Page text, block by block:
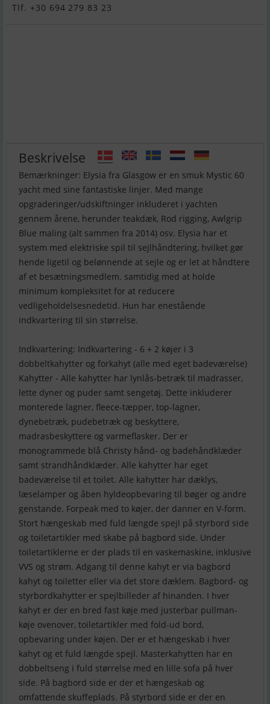
Tlf. +30 694 279 83 23
Beskrivelse
Bemærkninger: Elysia fra Glasgow er en smuk Mystic 60
yacht med sine fantastiske linjer. Med mange
opgraderinger/udskiftninger inkluderet i yachten
gennem årene, herunder teakdæk, Rod rigging, Awlgrip
Blue maling (alt sammen fra 2014) osv. Elysia har et
system med elektriske spil til sejlhåndtering, hvilket gør
hende ligetil og belønnende at sejle og er let at håndtere
af et besætningsmedlem. samtidig med at holde
minimum kompleksitet for at reducere
vedligeholdelsesnedetid. Hun har enestående
indkvartering til sin størrelse.
Indkvartering: Indkvartering - 6 + 2 køjer i 3
dobbeltkahytter og forkahyt (alle med eget badeværelse)
Kahytter - Alle kahytter har lynlås-betræk til madrasser,
lette dyner og puder samt sengetøj. Dette inkluderer
monterede lagner, fleece-tæpper, top-lagner,
dynebetræk, pudebetræk og beskyttere,
madrasbeskyttere og varmeflasker. Der er
monogrammede blå Christy hånd- og badehåndklæder
samt strandhåndklæder. Alle kahytter har eget
badeværelse til et toilet. Alle kahytter har dæklys,
læselamper og åben hyldeopbevaring til bøger og andre
genstande. Forpeak med to køjer, der danner en V-form.
Stort hængeskab med fuld længde spejl på styrbord side
og toiletartikler med skabe på bagbord side. Under
toiletartiklerne er der plads til en vaskemaskine, inklusive
VVS og strøm. Adgang til denne kahyt er via bagbord
kahyt og toiletter eller via det store dæklem. Bagbord- og
styrbordkahytter er spejlbilleder af hinanden. I hver
kahyt er der en bred fast køje med justerbar pullman-
køje ovenover, toiletartikler med fold-ud bord,
opbevaring under køjen. Der er et hængeskab i hver
kahyt og et fuld længde spejl. Masterkahytten har en
dobbeltseng i fuld størrelse med en lille sofa på hver
side. På bagbord side er der et hængeskab og
omfattende skuffeplads. På styrbord side er der en